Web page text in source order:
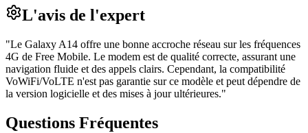
L'avis de l'expert
"Le Galaxy A14 offre une bonne accroche réseau sur les fréquences
4G de Free Mobile. Le modem est de qualité correcte, assurant une
navigation fluide et des appels clairs. Cependant, la compatibilité
VoWiFi/VoLTE n'est pas garantie sur ce modèle et peut dépendre de
la version logicielle et des mises à jour ultérieures."
Questions Fréquentes